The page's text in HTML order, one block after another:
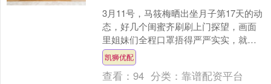
3月11号，马筱梅晒出坐月子第17天的动
态，好几个闺蜜齐刷刷上门探望，画面
里姐妹们全程口罩捂得严严实实，就怕
给刚出生没多久的小宝贝带去细菌，唯
独马筱梅自己没戴，....
凯狮优配
查看：94 分类：靠谱配资平台